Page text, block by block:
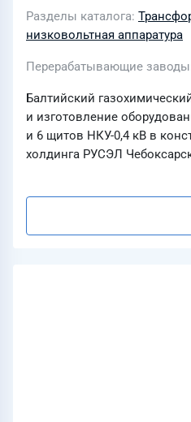
Разделы каталога
низковольтная аппаратура
Перерабатывающие заводы
Балтийский
и изготовление
и 6 щитов НКУ-0,4 кВ в
холдинга РУСЭЛ